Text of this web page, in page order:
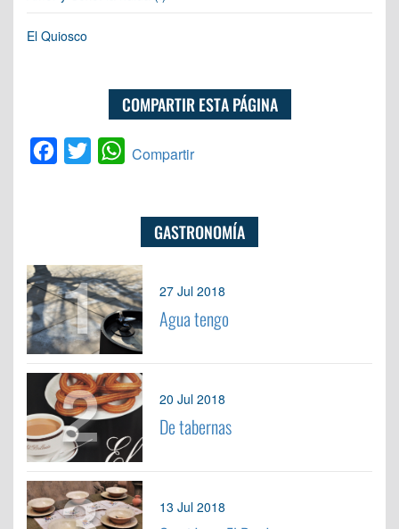
El Quiosco
COMPARTIR ESTA PÁGINA
Facebook
Twitter WhatsApp
Compartir
GASTRONOMÍA
1 27 Jul 2018
Agua tengo
2 20 Jul 2018
De tabernas
13 Jul 2018